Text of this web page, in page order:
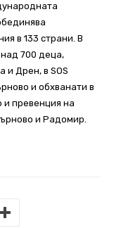
в 133 страни. В
700 деца,
и Дрен, в SOS
и обхванати в
и превенция на
и Радомир.